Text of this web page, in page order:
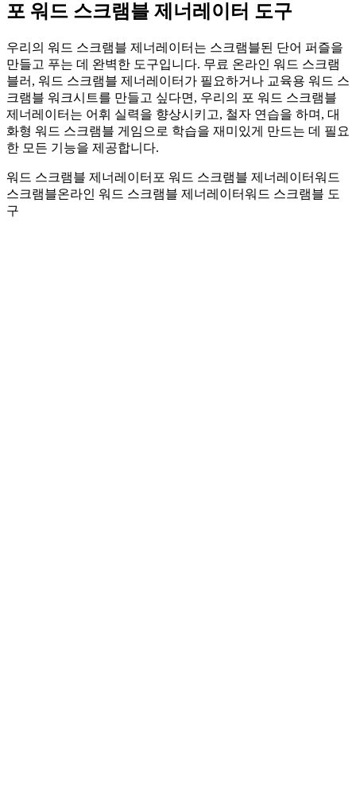
포 워드 스크램블 제너레이터 도구
우리의 워드 스크램블 제너레이터는 스크램블된 단어 퍼즐을
만들고 푸는 데 완벽한 도구입니다. 무료 온라인 워드 스크램
블러, 워드 스크램블 제너레이터가 필요하거나 교육용 워드 스
크램블 워크시트를 만들고 싶다면, 우리의 포 워드 스크램블
제너레이터는 어휘 실력을 향상시키고, 철자 연습을 하며, 대
화형 워드 스크램블 게임으로 학습을 재미있게 만드는 데 필요
한 모든 기능을 제공합니다.
워드 스크램블 제너레이터 포 워드 스크램블 제너레이터워드
스크램블온라인 워드 스크램블 제너레이터워드 스크램블 도
구